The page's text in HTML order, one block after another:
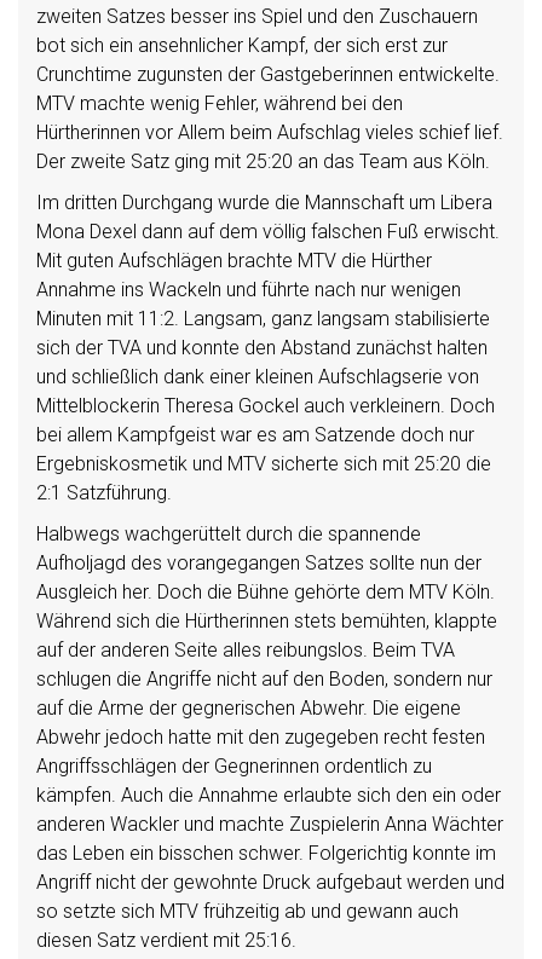
zweiten Satzes besser ins Spiel und den Zuschauern
bot sich ein ansehnlicher Kampf, der sich erst zur
Crunchtime zugunsten der Gastgeberinnen entwickelte.
MTV machte wenig Fehler, während bei den
Hürtherinnen vor Allem beim Aufschlag vieles schief lief.
Der zweite Satz ging mit 25:20 an das Team aus Köln.
Im dritten Durchgang wurde die Mannschaft um Libera
Mona Dexel dann auf dem völlig falschen Fuß erwischt.
Mit guten Aufschlägen brachte MTV die Hürther
Annahme ins Wackeln und führte nach nur wenigen
Minuten mit 11:2. Langsam, ganz langsam stabilisierte
sich der TVA und konnte den Abstand zunächst halten
und schließlich dank einer kleinen Aufschlagserie von
Mittelblockerin Theresa Gockel auch verkleinern. Doch
bei allem Kampfgeist war es am Satzende doch nur
Ergebniskosmetik und MTV sicherte sich mit 25:20 die
2:1 Satzführung.
Halbwegs wachgerüttelt durch die spannende
Aufholjagd des vorangegangen Satzes sollte nun der
Ausgleich her. Doch die Bühne gehörte dem MTV Köln.
Während sich die Hürtherinnen stets bemühten, klappte
auf der anderen Seite alles reibungslos. Beim TVA
schlugen die Angriffe nicht auf den Boden, sondern nur
auf die Arme der gegnerischen Abwehr. Die eigene
Abwehr jedoch hatte mit den zugegeben recht festen
Angriffsschlägen der Gegnerinnen ordentlich zu
kämpfen. Auch die Annahme erlaubte sich den ein oder
anderen Wackler und machte Zuspielerin Anna Wächter
das Leben ein bisschen schwer. Folgerichtig konnte im
Angriff nicht der gewohnte Druck aufgebaut werden und
so setzte sich MTV frühzeitig ab und gewann auch
diesen Satz verdient mit 25:16.